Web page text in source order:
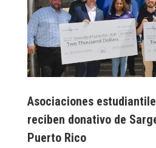
Asociaciones
reciben donativo de
Puerto Rico